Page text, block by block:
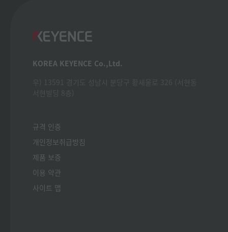
KOREA KEYENCE Co.,Ltd.
규격 인증
개인정보취급방침
제품 보증
이용 약관
사이트 맵